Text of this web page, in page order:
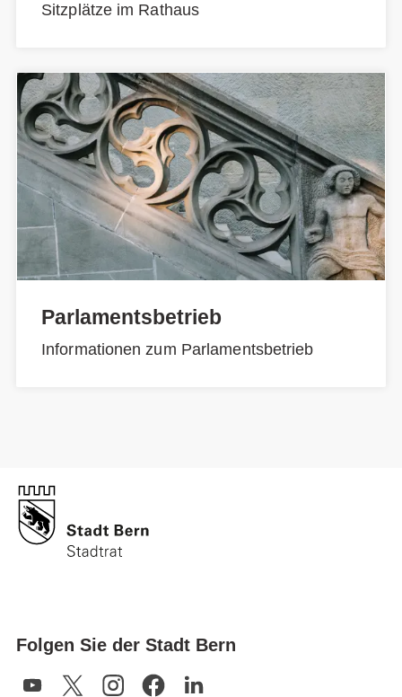
Sitzplätze im Rathaus
Parlamentsbetrieb
Informationen zum Parlamentsbetrieb
Folgen Sie der Stadt Bern